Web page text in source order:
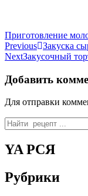
Categories
Приготовление
Навигация
по
записям
Previous Закуска
NextЗакусочный
Добавить
Для отправки
Search
for:
YA РСЯ
Рубрики